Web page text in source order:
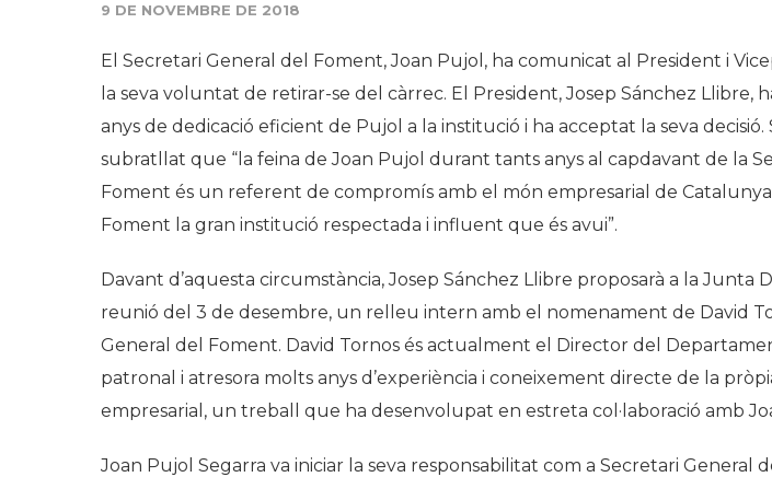
9 DE NOVEMBRE DE 2018
El Secretari General del Foment, Joan Pujol, ha comunicat al President i
la seva voluntat de retirar-se del càrrec. El President, Josep Sánchez Llibre,
anys de dedicació eficient de Pujol a la institució i ha acceptat la seva decisió.
subratllat que “la feina de Joan Pujol durant tants anys al capdavant de la
Foment és un referent de compromís amb el món empresarial de Catalunya
Foment la gran institució respectada i influent que és avui”.
Davant d’aquesta circumstància, Josep Sánchez Llibre proposarà a la Junta
reunió del 3 de desembre, un relleu intern amb el nomenament de David
General del Foment. David Tornos és actualment el Director del
patronal i atresora molts anys d’experiència i coneixement directe de la
empresarial, un treball que ha desenvolupat en estreta col·laboració amb
Joan Pujol Segarra va iniciar la seva responsabilitat com a Secretari General